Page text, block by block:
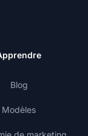
Blog
Modèles